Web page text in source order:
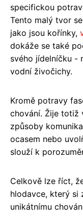
specifickou
Tento malý tvor
jako jsou kořínky,
dokáže se také
svého jídelníčku -
vodní živočichy.
Kromě potravy
chování. Žije totiž
způsoby
ocasem nebo
slouží k
Celkově lze říct,
hlodavce, který si
unikátnímu